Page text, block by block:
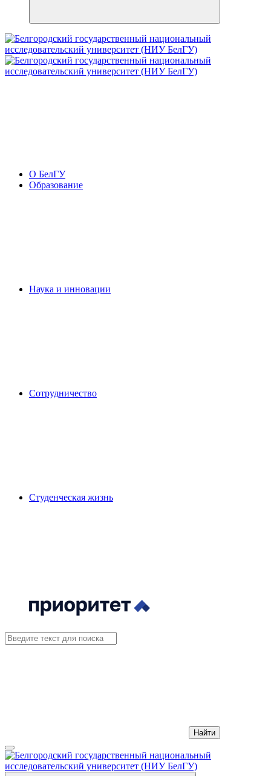
О БелГУ
Образование
Наука и инновации
Сотрудничество
Студенческая жизнь
Найти